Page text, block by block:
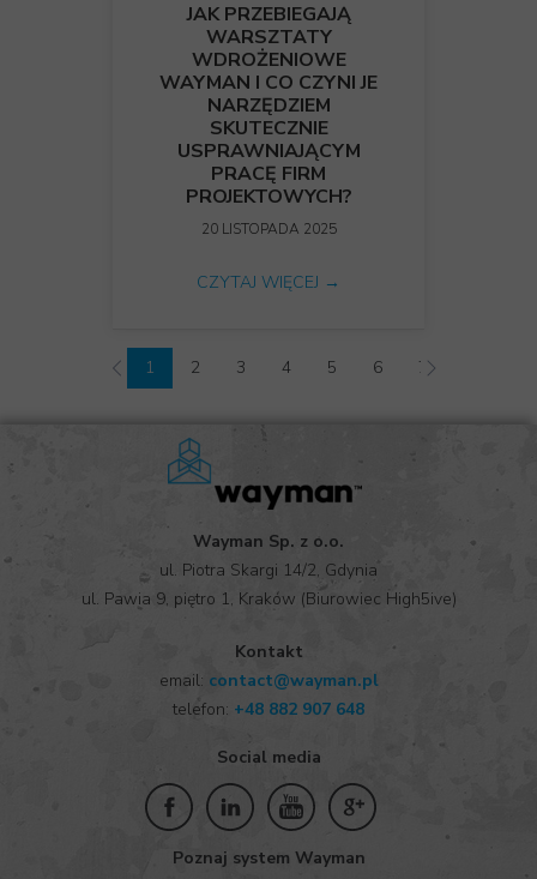
JAK PRZEBIEGAJĄ
WARSZTATY
WDROŻENIOWE
WAYMAN I CO CZYNI JE
NARZĘDZIEM
SKUTECZNIE
USPRAWNIAJĄCYM
PRACĘ FIRM
PROJEKTOWYCH?
20 LISTOPADA 2025
CZYTAJ WIĘCEJ →
1 2 3 4 5 6 7
Poznaj system Wayman
Social media
Kontakt
email: contact@wayman.pl
telefon: +48 882 907 648
Wayman Sp. z o.o.
ul. Piotra Skargi 14/2, Gdynia
ul. Pawia 9, piętro 1, Kraków (Biurowiec High5ive)